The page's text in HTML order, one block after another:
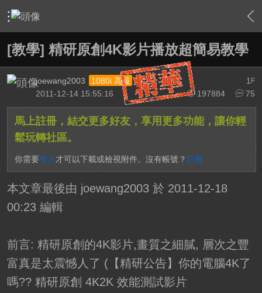
› 軟硬體相關技術 › HTPC 相關軟硬體技術及運用 › 內容
[教學] 精研原創4K影片播放超簡易教學
1 F
joewang2003
1080i 高級
197884
75
2011-12-14 15:55:16
馬上註冊，結交更多好友，享用更多功能，讓你輕
鬆玩轉社區。
你需要登入 才可以下載或檢視附件。沒有帳號？ 註冊
本文章最後由 joewang2003 於 2011-12-18
00:23 編輯
前言: 精研原創的4K影片,畫質之細膩, 層次之豐
富真是太震憾人了 (【精研公告】你的電腦4K了
嗎?? 精研原創 4K2K 效能測試影片